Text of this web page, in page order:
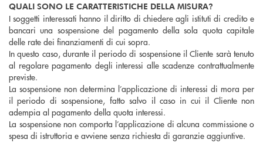
QUALI SONO LE CARATTERISTICHE DELLA MISURA?
I soggetti interessati hanno il diritto di chiedere agli istituti di credito e
bancari una sospensione del pagamento della sola quota capitale
delle rate dei finanziamenti di cui sopra.
In questo caso, durante il periodo di sospensione il Cliente sarà tenuto
al regolare pagamento degli interessi alle scadenze contrattualmente
previste.
La sospensione non determina l’applicazione di interessi di mora per
il periodo di sospensione, fatto salvo il caso in cui il Cliente non
adempia al pagamento della quota interessi.
La sospensione non comporta l’applicazione di alcuna commissione o
spesa di istruttoria e avviene senza richiesta di garanzie aggiuntive.